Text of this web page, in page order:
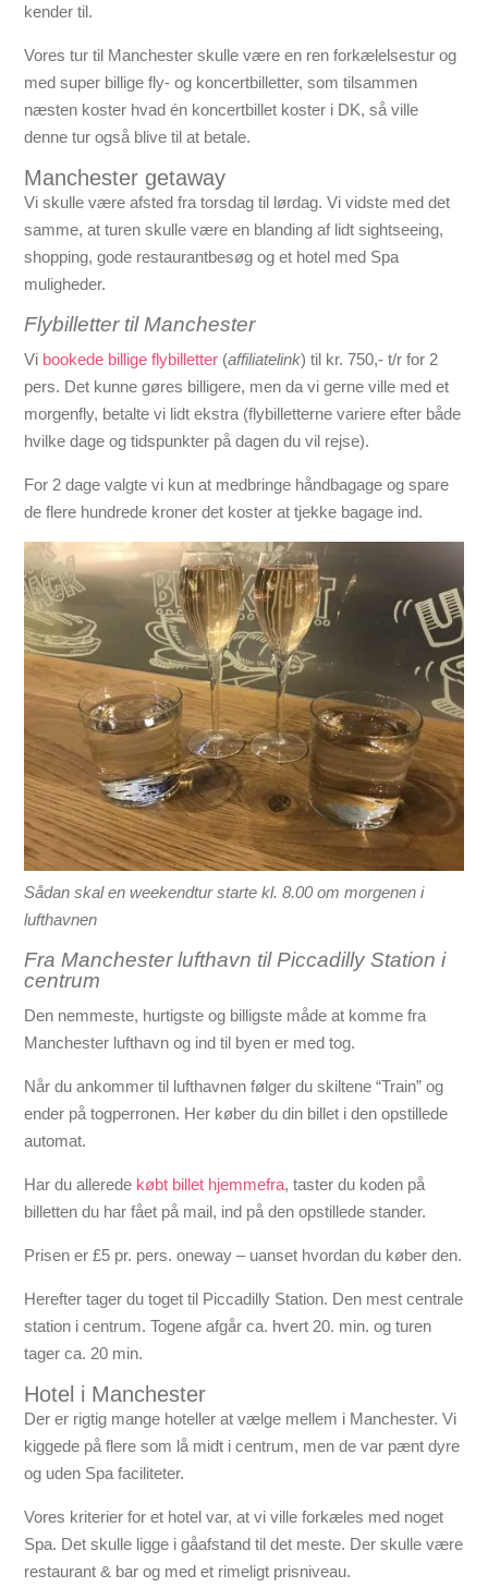
kender til.
Vores tur til Manchester skulle være en ren forkælelsestur og
med super billige fly- og koncertbilletter, som tilsammen
næsten koster hvad én koncertbillet koster i DK, så ville
denne tur også blive til at betale.
Manchester getaway
Vi skulle være afsted fra torsdag til lørdag. Vi vidste med det
samme, at turen skulle være en blanding af lidt sightseeing,
shopping, gode restaurantbesøg og et hotel med Spa
muligheder.
Flybilletter til Manchester
Vi bookede billige flybilletter (affiliatelink) til kr. 750,- t/r for 2
pers. Det kunne gøres billigere, men da vi gerne ville med et
morgenfly, betalte vi lidt ekstra (flybilletterne variere efter både
hvilke dage og tidspunkter på dagen du vil rejse).
For 2 dage valgte vi kun at medbringe håndbagage og spare
de flere hundrede kroner det koster at tjekke bagage ind.
Sådan skal en weekendtur starte kl. 8.00 om morgenen i
lufthavnen
Fra Manchester lufthavn til Piccadilly Station i
centrum
Den nemmeste, hurtigste og billigste måde at komme fra
Manchester lufthavn og ind til byen er med tog.
Når du ankommer til lufthavnen følger du skiltene “Train” og
ender på togperronen. Her køber du din billet i den opstillede
automat.
Har du allerede købt billet hjemmefra, taster du koden på
billetten du har fået på mail, ind på den opstillede stander.
Prisen er £5 pr. pers. oneway – uanset hvordan du køber den.
Herefter tager du toget til Piccadilly Station. Den mest centrale
station i centrum. Togene afgår ca. hvert 20. min. og turen
tager ca. 20 min.
Hotel i Manchester
Der er rigtig mange hoteller at vælge mellem i Manchester. Vi
kiggede på flere som lå midt i centrum, men de var pænt dyre
og uden Spa faciliteter.
Vores kriterier for et hotel var, at vi ville forkæles med noget
Spa. Det skulle ligge i gåafstand til det meste. Der skulle være
restaurant & bar og med et rimeligt prisniveau.